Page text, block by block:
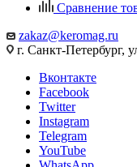
Сравнение
zakaz@keromag.ru
г. Санкт-Петербург,
Вконтакте
Facebook
Twitter
Instagram
Telegram
YouTube